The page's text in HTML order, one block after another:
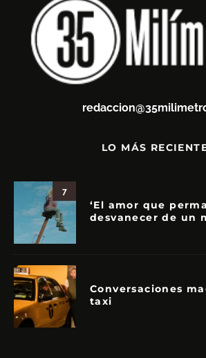
LO MÁS
7
‘El amor que
desvanecer de un
Conversaciones
taxi